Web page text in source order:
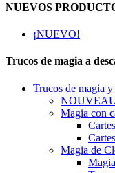
NUEVOS
¡NUEVO!
Trucos de magia a
Trucos de magia y
Magia con
Magia de